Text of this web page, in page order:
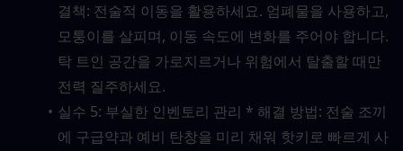
결책: 전술적 이동을 활용하세요. 엄폐물을 사용하고,
모퉁이를 살피며, 이동 속도에 변화를 주어야 합니다.
탁 트인 공간을 가로지르거나 위험에서 탈출할 때만
전력 질주하세요.
실수 5: 부실한 인벤토리 관리 * 해결 방법: 전술 조끼
에 구급약과 예비 탄창을 미리 채워 핫키로 빠르게 사